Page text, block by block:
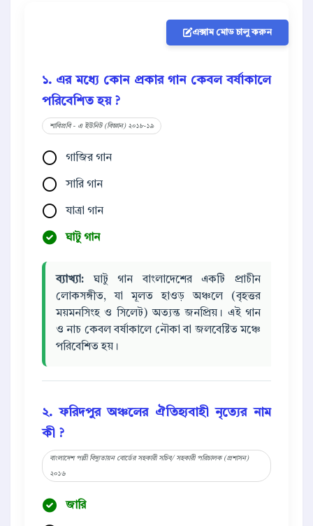
এক্সাম মোড চালু করুন
১. এর মধ্যে কোন প্রকার গান কেবল বর্ষাকালে
পরিবেশিত হয় ?
শাবিপ্রবি - এ ইউনিট (বিজ্ঞান) ২০১৮-১৯
গাজির গান
সারি গান
যাত্রা গান
ঘাটু গান
ব্যাখ্যা: ঘাটু গান বাংলাদেশের একটি প্রাচীন
লোকসঙ্গীত, যা মূলত হাওড় অঞ্চলে (বৃহত্তর
ময়মনসিংহ ও সিলেট) অত্যন্ত জনপ্রিয়। এই গান
ও নাচ কেবল বর্ষাকালে নৌকা বা জলবেষ্টিত মঞ্চে
পরিবেশিত হয়।
২. ফরিদপুর অঞ্চলের ঐতিহ্যবাহী নৃত্যের নাম
কী ?
বাংলাদেশ পল্লী বিদ্যুতায়ন বোর্ডের সহকারী সচিব/ সহকারী পরিচালক (প্রশাসন)
২০১৬
জারি